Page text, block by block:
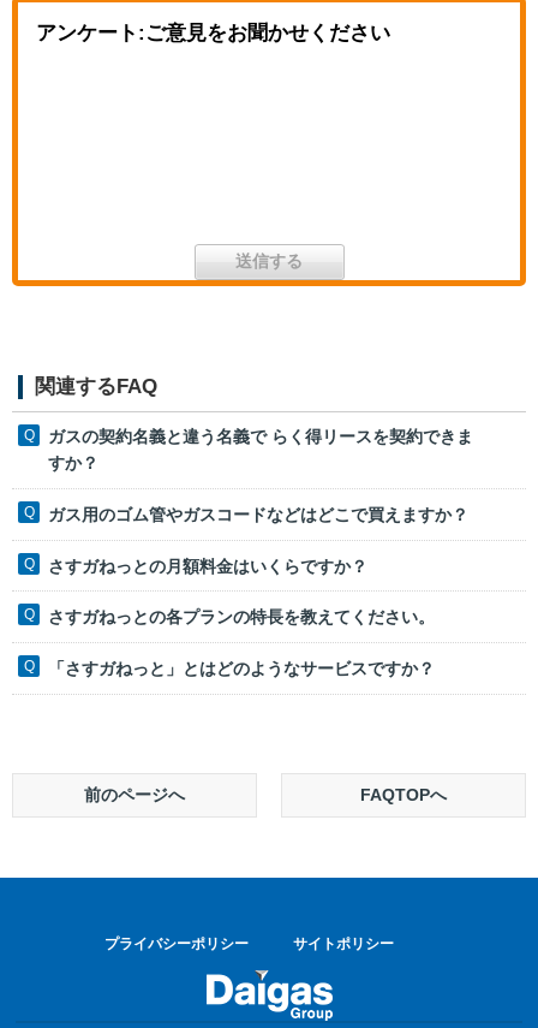
アンケート:ご意見をお聞かせください
関連するFAQ
ガスの契約名義と違う名義で らく得リースを契約できま
すか？
ガス用のゴム管やガスコードなどはどこで買えますか？
さすガねっとの月額料金はいくらですか？
さすガねっとの各プランの特長を教えてください。
「さすガねっと」とはどのようなサービスですか？
前のページへ FAQTOPへ
プライバシーポリシー サイトポリシー